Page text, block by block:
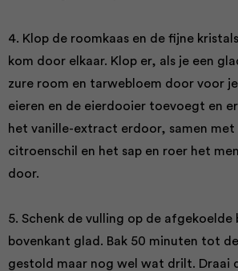
4. Klop de roomkaas en de fijne
kom door elkaar. Klop er, als je een
zure room en tarwebloem door voor
eieren en de eierdooier toevoegt en
het vanille-extract erdoor, samen met
citroenschil en het sap en roer het
door.
5. Schenk de vulling op de afgekoelde
bovenkant glad. Bak 50 minuten tot
gestold maar nog wel wat drilt. Draai